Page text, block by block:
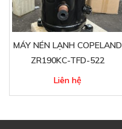
MÁY NÉN LẠNH COPELAND
ZR190KC-TFD-522
Liên hệ